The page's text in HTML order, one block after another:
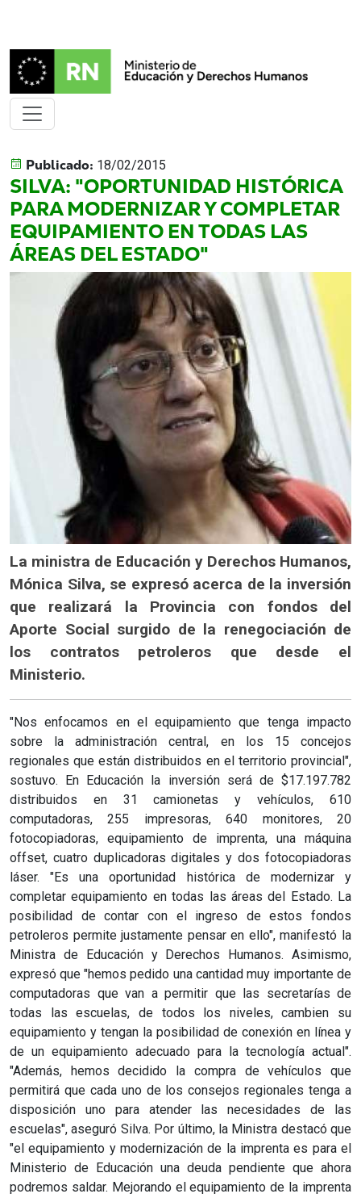
Publicado: 18/02/2015
SILVA: "OPORTUNIDAD HISTÓRICA
PARA MODERNIZAR Y COMPLETAR
EQUIPAMIENTO EN TODAS LAS
ÁREAS DEL ESTADO"
La ministra de Educación y Derechos Humanos,
Mónica Silva, se expresó acerca de la inversión
que realizará la Provincia con fondos del
Aporte Social surgido de la renegociación de
los contratos petroleros que desde el
Ministerio.
"Nos enfocamos en el equipamiento que tenga impacto
sobre la administración central, en los 15 concejos
regionales que están distribuidos en el territorio provincial",
sostuvo. En Educación la inversión será de $17.197.782
distribuidos en 31 camionetas y vehículos, 610
computadoras, 255 impresoras, 640 monitores, 20
fotocopiadoras, equipamiento de imprenta, una máquina
offset, cuatro duplicadoras digitales y dos fotocopiadoras
láser. "Es una oportunidad histórica de modernizar y
completar equipamiento en todas las áreas del Estado. La
posibilidad de contar con el ingreso de estos fondos
petroleros permite justamente pensar en ello", manifestó la
Ministra de Educación y Derechos Humanos. Asimismo,
expresó que "hemos pedido una cantidad muy importante de
computadoras que van a permitir que las secretarías de
todas las escuelas, de todos los niveles, cambien su
equipamiento y tengan la posibilidad de conexión en línea y
de un equipamiento adecuado para la tecnología actual".
"Además, hemos decidido la compra de vehículos que
permitirá que cada uno de los consejos regionales tenga a
disposición uno para atender las necesidades de las
escuelas", aseguró Silva. Por último, la Ministra destacó que
"el equipamiento y modernización de la imprenta es para el
Ministerio de Educación una deuda pendiente que ahora
podremos saldar. Mejorando el equipamiento de la imprenta